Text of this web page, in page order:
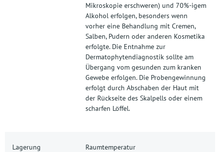
Mikroskopie erschweren) und 70%-igem
Alkohol erfolgen, besonders wenn
vorher eine Behandlung mit Cremen,
Salben, Pudern oder anderen Kosmetika
erfolgte. Die Entnahme zur
Dermatophytendiagnostik sollte am
Übergang vom gesunden zum kranken
Gewebe erfolgen. Die Probengewinnung
erfolgt durch Abschaben der Haut mit
der Rückseite des Skalpells oder einem
scharfen Löffel.
Lagerung Raumtemperatur